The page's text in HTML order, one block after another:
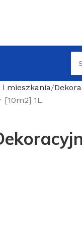
mieszkania
[10m2] 1L